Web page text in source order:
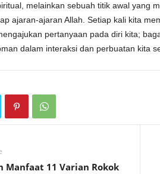
melainkan sebuah titik awal yang
ajaran-ajaran Allah. Setiap kali kita
pertanyaan pada diri kita;
dalam interaksi dan perbuatan kita
Manfaat 11 Varian Rokok